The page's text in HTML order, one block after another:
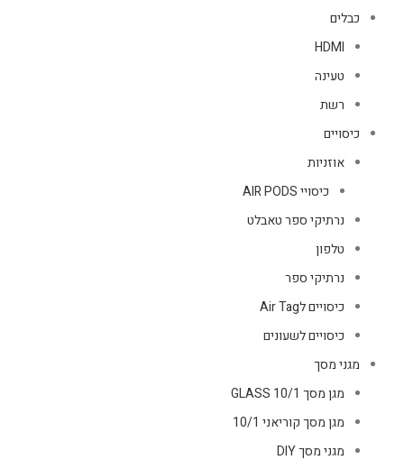
כבלים
HDMI
טעינה
רשת
כיסויים
אוזניות
כיסויי AIR PODS
נרתיקי ספר טאבלט
טלפון
נרתיקי ספר
כיסויים לAir Tag
כיסויים לשעונים
מגני מסך
מגן מסך GLASS 10/1
מגן מסך קוריאני 10/1
מגני מסך DIY